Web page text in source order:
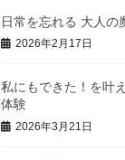
日常を忘れる 大人の
2026年2月17日
私にもできた！を叶
体験
2026年3月21日